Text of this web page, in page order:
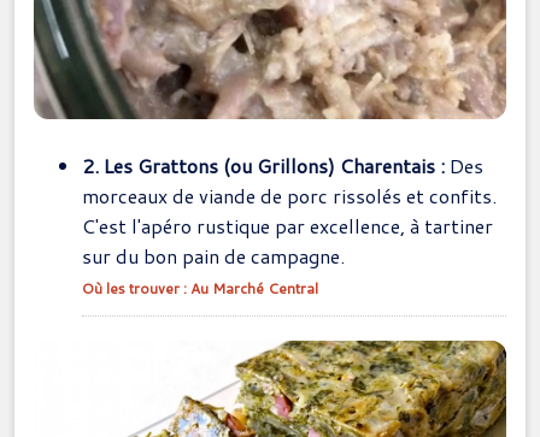
2. Les Grattons (ou Grillons) Charentais : Des
morceaux de viande de porc rissolés et confits.
C'est l'apéro rustique par excellence, à tartiner
sur du bon pain de campagne.
Où les trouver : Au Marché Central